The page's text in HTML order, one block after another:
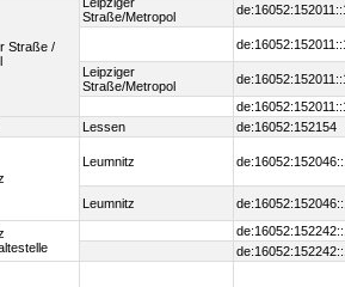
Straße /
Straße/Metropol
Leipziger
Straße/Metropol
Lessen de:16052:152154
Leumnitz
Leumnitz